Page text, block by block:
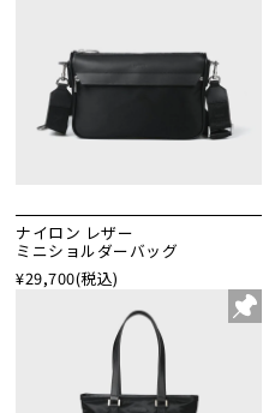
ナイロン レザー
ミニショルダーバッグ
¥29,700(税込)